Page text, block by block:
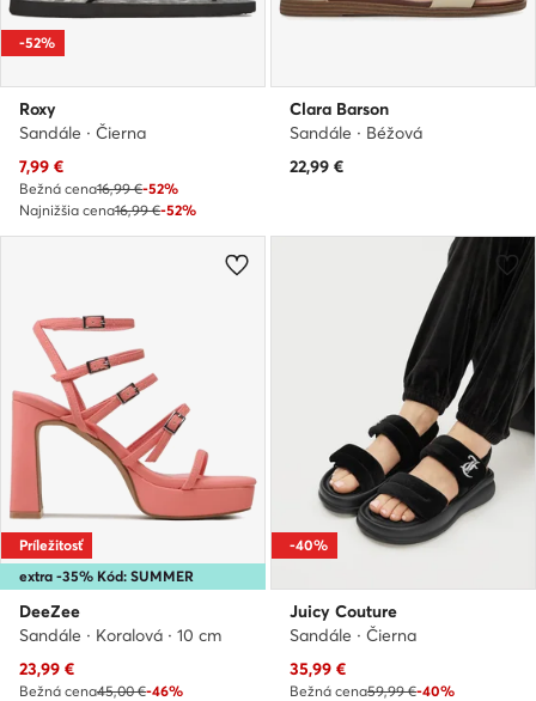
-52%
Roxy
Sandále · Čierna
Aktuálna cena
7,99 €
Bežná cena16,99 €-52%
Najnižšia cena16,99 €-52%
Clara Barson
Sandále · Béžová
22,99 €
extra -35% Kód: SUMMER
Príležitosť
DeeZee
Sandále · Koralová · 10 cm
Aktuálna cena
23,99 €
Bežná cena45,00 €-46%
-40%
Juicy Couture
Sandále · Čierna
Aktuálna cena
35,99 €
Bežná cena59,99 €-40%